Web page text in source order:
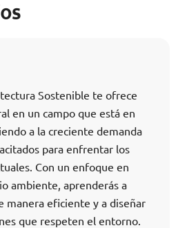
Sostenible te ofrece
en un campo que está en
a la creciente demanda
para enfrentar los
Con un enfoque en
ambiente, aprenderás a
manera eficiente y a diseñar
que respeten el entorno.